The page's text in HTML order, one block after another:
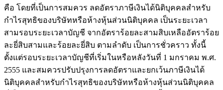
คือ โดยที่เป็นการสมควร ลดอัตราภาษีเงินได้นิติบุคคลสำหรับ
กำไรสุทธิของบริษัทหรือห้างหุ้นส่วนนิติบุคคล เป็นระยะเวลา
สามรอบระยะเวลาบัญชี จากอัตราร้อยละสามสิบเหลืออัตราร้อย
ละยี่สิบสามและร้อยละยี่สิบ ตามลำดับ เป็นการชั่วคราว ทั้งนี้
ตั้งแต่รอบระยะเวลาบัญชีที่เริ่มในหรือหลังวันที่ 1 มกราคม พ.ศ.
2555 และสมควรปรับปรุงการลดอัตราและยกเว้นภาษีเงินได้
นิติบุคคลสำหรับกำไรสุทธิของบริษัทหรือห้างหุ้นส่วนนิติบุคคล